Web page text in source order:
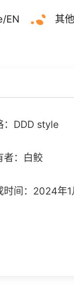
EN 其他
：DDD style
者：白鲛
时间：2024年1